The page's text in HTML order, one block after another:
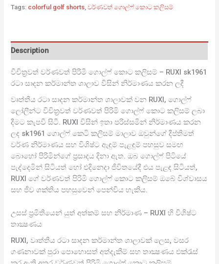
Tags: colorful golf shorts ,වර්ණවත් ගොල්ෆ් කොට කලිසම්
Description
විචිත්‍රවත් වර්ණවත් පිරිමි ගොල්ෆ් කොට කලිසම් – RUXI sk1961
රටා සාදන කර්මාන්ත ශාලාව විසින් නිර්මාණය කරන ලදී
වෘත්තීය රටා සාදන කර්මාන්ත ශාලාවක් වන RUXI, ගොල්ෆ්
ලෝලීන්ට විචිත්‍රවත් වර්ණවත් පිරිමි ගොල්ෆ් කොට කලිසම් ලබා
දීමට කැපවී සිටී. RUXI විසින් ඉතා පරිස්සමින් නිර්මාණය කරන
ලද sk1961 ගොල්ෆ් කෙටි කලිසම් මාලාව ඔවුන්ගේ දීප්තිමත්
වර්ණ නිර්මාණය සහ විශිෂ්ට ඇඳුම් පැළඳුම් පහසුව සමඟ
බොහෝ පිරිමින්ගේ ප්‍රසාදය දිනා ඇත. ඔබ ගොල්ෆ් පිටියේ
පැද්දෙමින් සිටියත් හෝ එදිනෙදා ජීවිතයේදී එය පැළඳ සිටියත්,
RUXI ගේ වර්ණවත් පිරිමි ගොල්ෆ් කොට කලිසම් ඔබේ විශ්වාසය
සහ ජීව ශක්තිය පහසුවෙන් පෙන්විය හැකිය.
උසස් ප්‍රමිතියෙන් යුත් අත්කම් සහ නිර්මාණ – RUXI හි විශිෂ්ට
තාක්‍ෂණය
RUXI, වෘත්තීය රටා සාදන කර්මාන්ත ශාලාවක් ලෙස, වසර
ගණනාවක් පුරා පොහොසත් අත්දැකීම් සහ තාක්‍ෂණය එක්රැස්